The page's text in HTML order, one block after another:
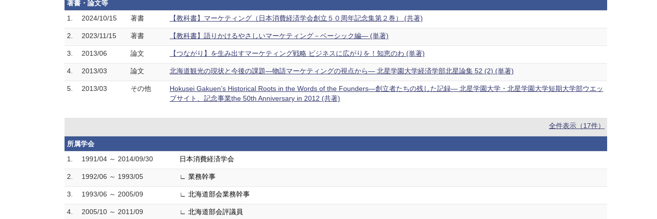
著書・論文等
1.
2024/10/15 著書 【教科書】マーケティング（日本消費経済学会創立５０周年記念集第２巻） (共著)
2. 2023/11/15 著書 【教科書】語りかけるやさしいマーケティング－ベーシック編― (単著)
3. 2013/06 論文 【つながり】を生み出すマーケティング戦略 ビジネスに広がりを！知恵のわ (単著)
4. 2013/03 論文 北海道観光の現状と今後の課題―物語マーケティングの視点から― 北星学園大学経済学部北星論集 52 (2) (単著)
5. 2013/03 その他
Hokusei Gakuen’s Historical Roots in the Words of the Founders—創立者たちの残した記録— 北星学園大学・北星学園大学短期大学部ウエッ
ブサイト、記念事業the 50th Anniversary in 2012 (共著)
全件表示（17件）
所属学会
1.
1991/04 ～ 2014/09/30 日本消費経済学会
2. 1992/06 ～ 1993/05 ∟ 業務幹事
3. 1993/06 ～ 2005/09 ∟ 北海道部会業務幹事
4. 2005/10 ～ 2011/09 ∟ 北海道部会評議員